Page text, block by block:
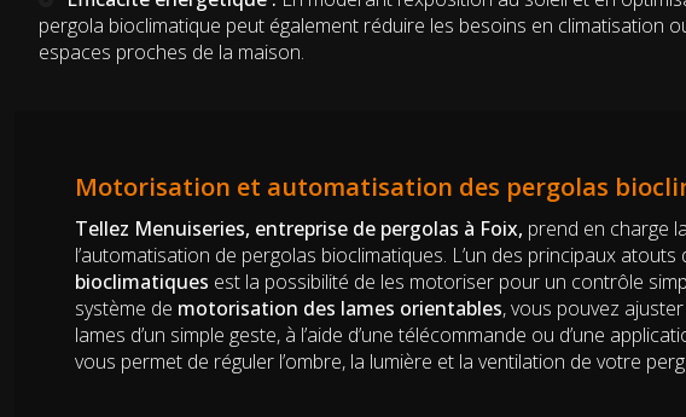
pergola bioclimatique peut également réduire les besoins en climatisation
espaces proches de la maison.
Motorisation et automatisation des pergolas
Tellez Menuiseries, entreprise de pergolas à Foix, prend en charge
l’automatisation de pergolas bioclimatiques. L’un des principaux atouts
bioclimatiques est la possibilité de les motoriser pour un contrôle
système de motorisation des lames orientables, vous pouvez ajuster
lames d’un simple geste, à l’aide d’une télécommande ou d’une
vous permet de réguler l’ombre, la lumière et la ventilation de votre